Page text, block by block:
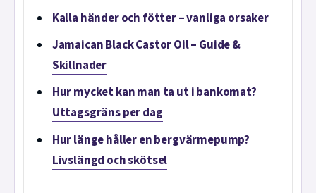
Kalla händer och fötter – vanliga orsaker
Jamaican Black Castor Oil – Guide &
Skillnader
Hur mycket kan man ta ut i bankomat?
Uttagsgräns per dag
Hur länge håller en bergvärmepump?
Livslängd och skötsel